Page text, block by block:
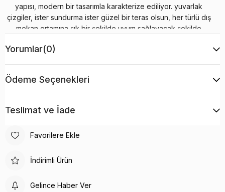
yapısı, modern bir tasarımla karakterize ediliyor. yuvarlak
çizgiler, ister sundurma ister güzel bir teras olsun, her türlü dış
mekan ortamına şık bir şekilde uyum sağlayacak şekilde
tasarım ve yenilik: kolçaklı sandalyeler istiflenebilir, kanepe
Boyutlar: U 83cm | D 68cm | Y 77cm
Yorumlar(0)
Ödeme Seçenekleri
Teslimat ve İade
Favorilere Ekle
İndirimli Ürün
Gelince Haber Ver